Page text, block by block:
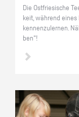
Die Ost­frie­si­sche
keit, wäh­rend
ken­nen­zu­ler­nen.
ben"!